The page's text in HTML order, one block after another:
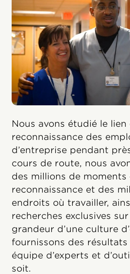
Nous avons étudié le lien
reconnaissance des
d’entreprise pendant
cours de route, nous
des millions de moments
reconnaissance et des
endroits où travailler,
recherches exclusives
grandeur d’une culture
fournissons des résultats
équipe d’experts et
soit.